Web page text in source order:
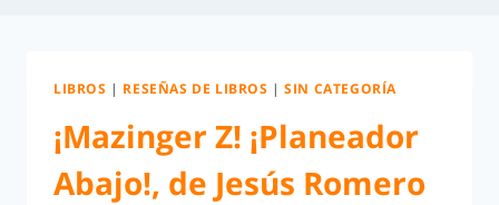
LIBROS | RESEÑAS DE LIBROS |SIN CATEGORÍA
¡Mazinger Z! ¡Planeador
Abajo!, de Jesús Romero